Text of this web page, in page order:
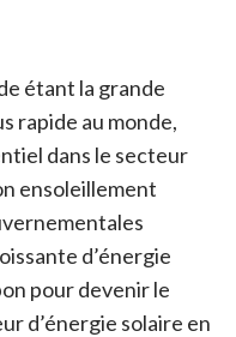
étant la grande
rapide au monde,
dans le secteur
ensoleillement
d’énergie
pour devenir le
d’énergie solaire en